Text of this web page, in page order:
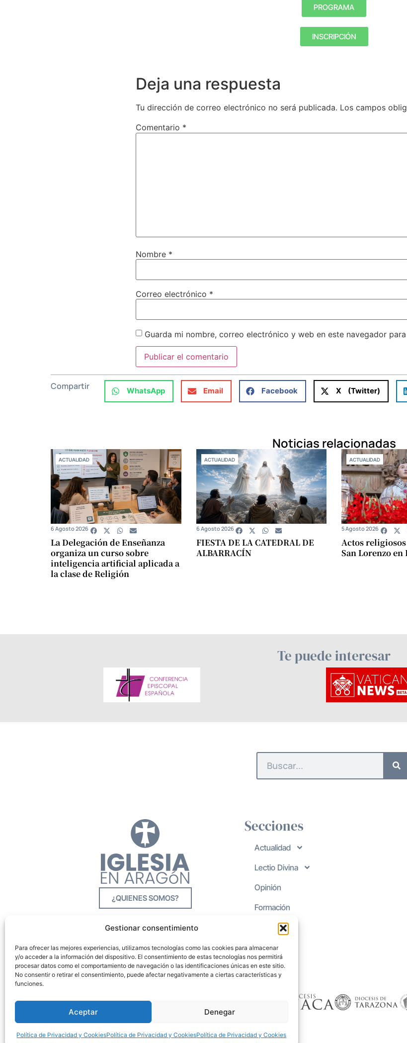
Gestionar consentimiento
Para ofrecer las mejores experiencias, utilizamos tecnologías como las cookies para almacenar
y/o acceder a la información del dispositivo. El consentimiento de estas tecnologías nos permitirá
procesar datos como el comportamiento de navegación o las identificaciones únicas en este sitio.
No consentir o retirar el consentimiento, puede afectar negativamente a ciertas características y
funciones.
Aceptar Denegar
Política de Privacidad y CookiesPolítica de Privacidad y CookiesPolítica de Privacidad y Cookies
PROGRAMA
INSCRIPCIÓN
Deja una respuesta
Tu dirección de correo electrónico no será publicada. Los campos
Comentario *
Nombre *
Correo electrónico *
Guarda mi nombre, correo electrónico y web en este navegador
Compartir WhatsApp Email Facebook X (Twitter)
Noticias relacionadas
ACTUALIDAD
La Delegación de Enseñanza
organiza un curso sobre
inteligencia artificial aplicada a
la clase de Religión
6 Agosto 2026
ACTUALIDAD
FIESTA DE LA CATEDRAL DE
ALBARRACÍN
6 Agosto 2026
ACTUALIDAD
Actos
San Lorenzo en
5 Agosto 2026
Te puede interesar
¿QUIENES SOMOS?
Secciones
Actualidad
Lectio Divina
Opinión
Formación